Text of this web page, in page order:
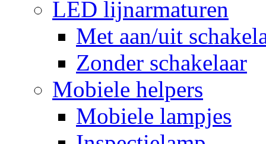
LED lijnarmaturen
Met aan/uit
Zonder schakelaar
Mobiele helpers
Mobiele lampjes